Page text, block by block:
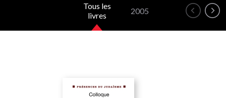
Tous les
livres
2005